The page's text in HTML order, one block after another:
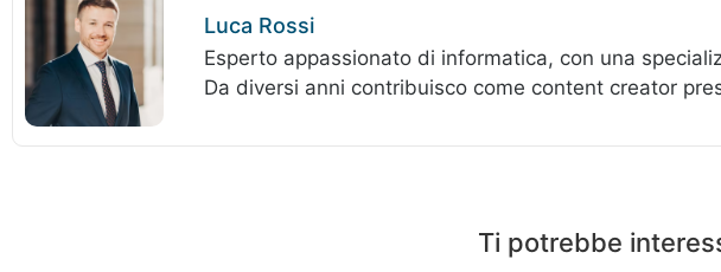
Luca Rossi
Esperto appassionato di informatica, con una
Da diversi anni contribuisco come content creator
Ti potrebbe